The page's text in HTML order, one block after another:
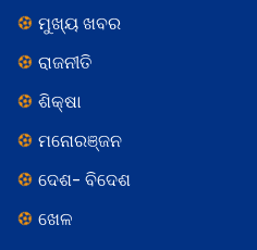
ମୁଖ୍ୟ ଖବର
ରାଜନୀତି
ଶିକ୍ଷା
ମନୋରଞ୍ଜନ
ଦେଶ- ବିଦେଶ
ଖେଳ